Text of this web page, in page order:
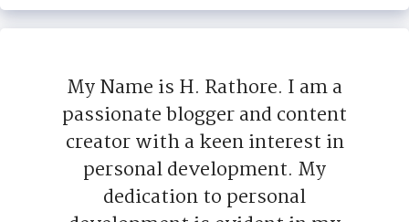
My Name is H. Rathore. I am a
passionate blogger and content
creator with a keen interest in
personal development. My
dedication to personal